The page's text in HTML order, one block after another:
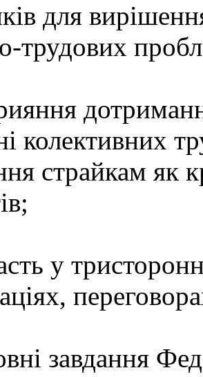
для
трудових
колективних
страйкам як
у
завдання